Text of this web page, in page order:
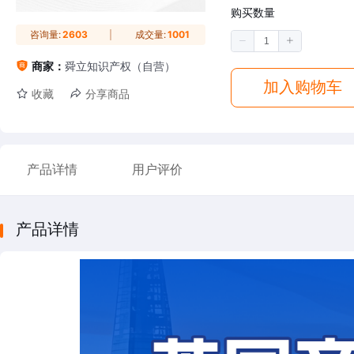
咨询量:2603 成交量:1001
商家： 舜立知识产权（自营）
收藏 分享商品
购买数量
加入购物车
产品详情 用户评价
产品详情